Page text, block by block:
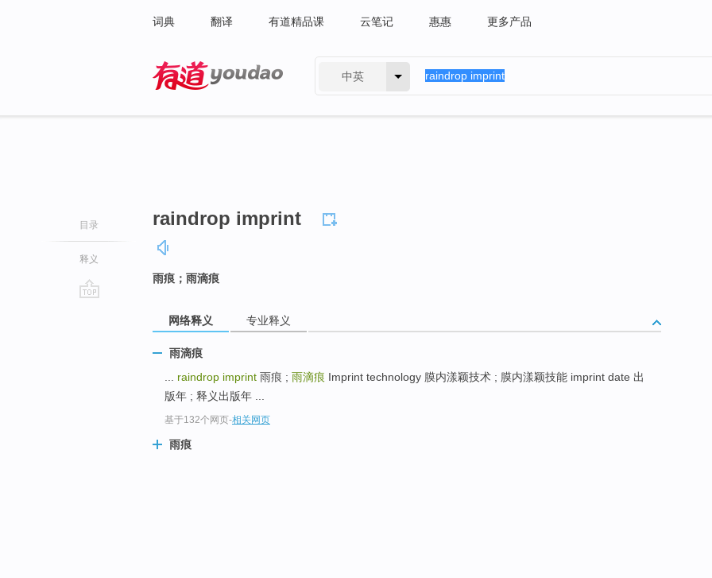
词典 翻译 有道精品课 云笔记 惠惠 更多产品
中英
目录
释义
raindrop imprint
雨痕；雨滴痕
网络释义 专业释义
雨滴痕
raindrop imprint 雨痕 ; 雨滴痕 Imprint technology 膜内漾颖技术 ; 膜内漾颖技能 imprint date 出
版年 ; 释义出版年 ...
基于132个网页-相关网页
雨痕